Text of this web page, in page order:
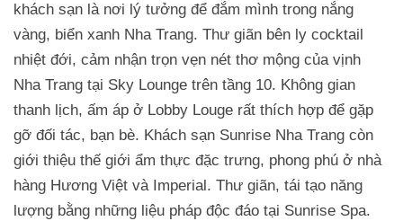
khách sạn là nơi lý tưởng để đắm mình trong nắng
vàng, biển xanh Nha Trang. Thư giãn bên ly cocktail
nhiệt đới, cảm nhận trọn vẹn nét thơ mộng của vịnh
Nha Trang tại Sky Lounge trên tầng 10. Không gian
thanh lịch, ấm áp ở Lobby Louge rất thích hợp để gặp
gỡ đối tác, bạn bè. Khách sạn Sunrise Nha Trang còn
giới thiệu thế giới ẩm thực đặc trưng, phong phú ở nhà
hàng Hương Việt và Imperial. Thư giãn, tái tạo năng
lượng bằng những liệu pháp độc đáo tại Sunrise Spa.